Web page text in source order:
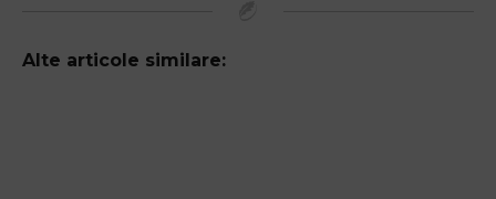
Alte articole similare: